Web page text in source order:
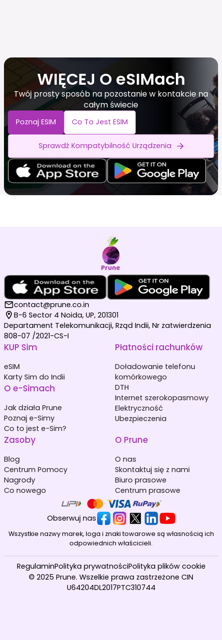
WIĘCEJ O eSIMach
Twój prosty sposób na pozostanie w kontakcie na
całym świecie
Poznaj ESIM Co To Jest ESIM
Sprawdź Kompatybilność Urządzenia
contact@prune.co.in
B-6 Sector 4 Noida, UP, 201301
Departament Telekomunikacji, Rząd Indii, Nr zatwierdzenia
808-07 /2021-CS-I
KUP Sim
eSIM
Karty Sim do Indii
O e-Simach
Jak działa Prune
Poznaj e-Simy
Co to jest e-Sim?
Płatności rachunków
Doładowanie telefonu
komórkowego
DTH
Internet szerokopasmowy
Elektryczność
Ubezpieczenia
Zasoby
Blog
Centrum Pomocy
Nagrody
Co nowego
O Prune
O nas
Skontaktuj się z nami
Biuro prasowe
Centrum prasowe
Obserwuj nas
Wszystkie nazwy marek, loga i znaki towarowe są własnością ich
odpowiednich właścicieli.
© 2025 Prune. Wszelkie prawa zastrzeżone CIN
U64204DL2017PTC310744
RegulaminPolityka prywatnościPolityka plików cookie